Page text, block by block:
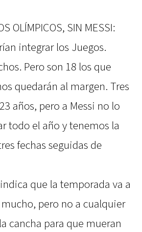
OLÍMPICOS, SIN MESSI:
integrar los Juegos.
Pero son 18 los que
quedarán al margen. Tres
años, pero a Messi no lo
todo el año y tenemos la
fechas seguidas de
que la temporada va a
pero no a cualquier
cancha para que mueran